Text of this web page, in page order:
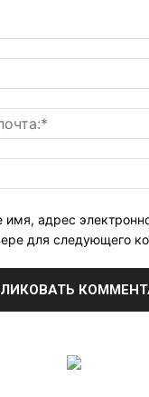
имя, адрес
для следующего